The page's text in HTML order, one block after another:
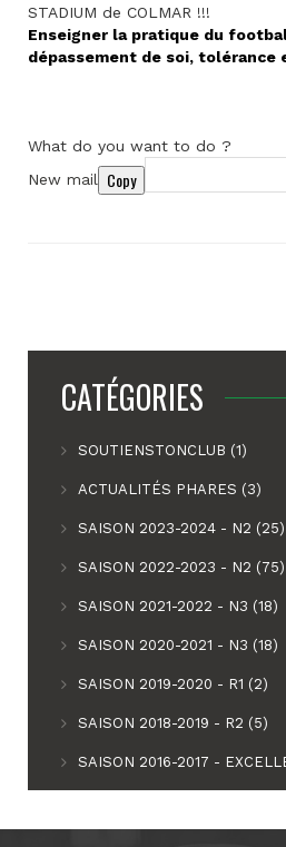
STADIUM de COLMAR !!!
Enseigner la pratique du
dépassement de soi, tolérance
What do you want to do ?
New mail
Copy
CATÉGORIES
SOUTIENSTONCLUB (1)
ACTUALITÉS PHARES (3)
SAISON 2023-2024 - N2 (25)
SAISON 2022-2023 - N2 (75)
SAISON 2021-2022 - N3 (18)
SAISON 2020-2021 - N3 (18)
SAISON 2019-2020 - R1 (2)
SAISON 2018-2019 - R2 (5)
SAISON 2016-2017 -